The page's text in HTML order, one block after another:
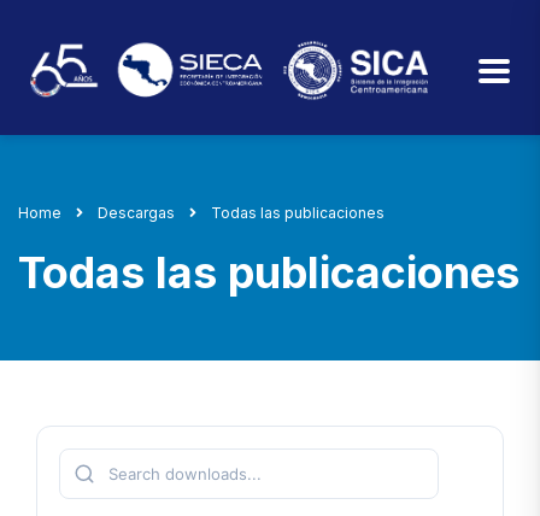
Home Descargas Todas las publicaciones
Todas las publicaciones